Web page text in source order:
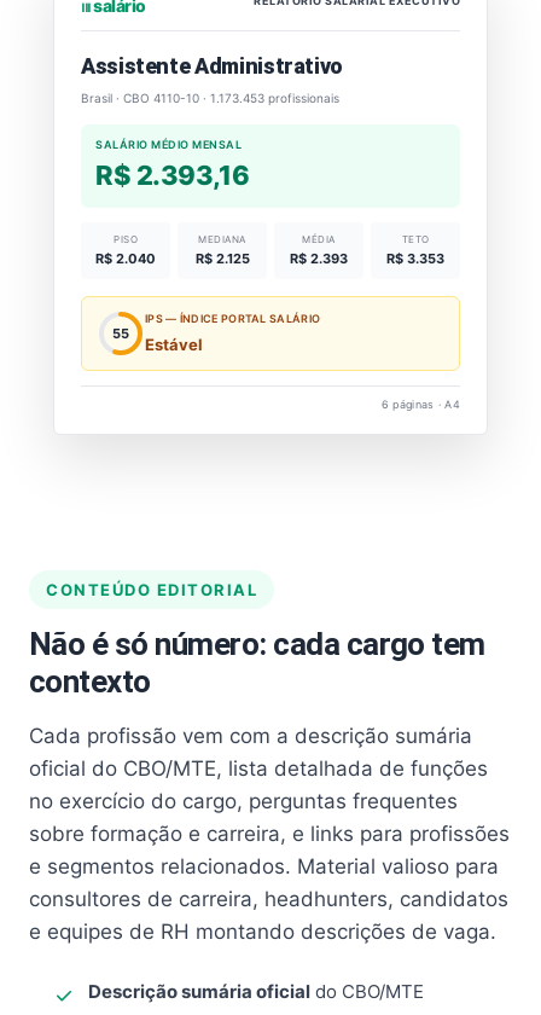
⏐⏐⏐ salário
Assistente Administrativo
Brasil · CBO 4110-10 · 1.173.453 profissionais
SALÁRIO MÉDIO MENSAL
R$ 2.393,16
PISO
R$ 2.040
MEDIANA
R$ 2.125
MÉDIA
R$ 2.393
TETO
R$ 3.353
55
IPS — ÍNDICE PORTAL SALÁRIO
Estável
6 páginas · A4
CONTEÚDO EDITORIAL
Não é só número: cada cargo tem
contexto
Cada profissão vem com a descrição sumária
oficial do CBO/MTE, lista detalhada de funções
no exercício do cargo, perguntas frequentes
sobre formação e carreira, e links para profissões
e segmentos relacionados. Material valioso para
consultores de carreira, headhunters, candidatos
e equipes de RH montando descrições de vaga.
Descrição sumária oficial do CBO/MTE